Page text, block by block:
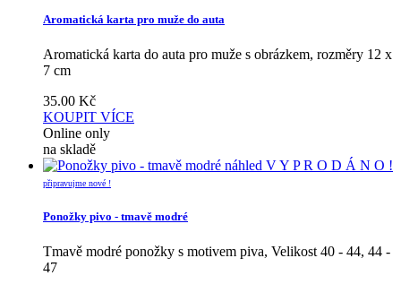
Aromatická karta pro muže do auta
Aromatická karta do auta pro muže s obrázkem, rozměry 12 x
7 cm
35.00 Kč
KOUPIT VÍCE
Online only
na skladě
náhled V Y P R O D Á N O !
připravujme nové !
Ponožky pivo - tmavě modré
Tmavě modré ponožky s motivem piva, Velikost 40 - 44, 44 -
47